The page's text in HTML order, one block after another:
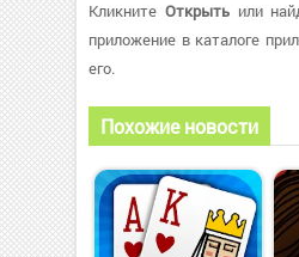
Кликните Открытьили
приложение в каталоге
его.
Похожие новости